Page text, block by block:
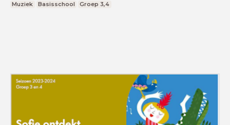
Muziek Basisschool Groep 3,4